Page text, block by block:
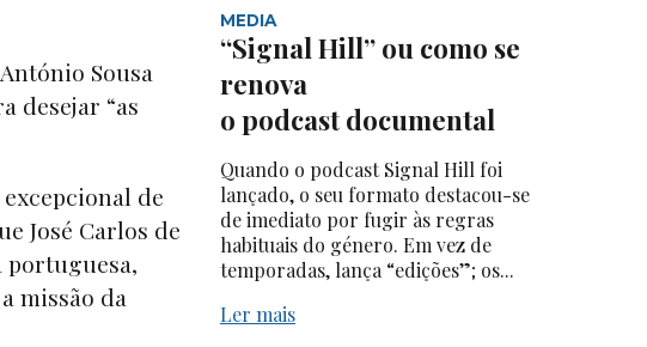
Sousa
desejar “as
de
José Carlos de
portuguesa,
missão da
MEDIA
“Signal Hill” ou como se
renova
o podcast documental
Quando o podcast Signal Hill foi
lançado, o seu formato destacou-se
de imediato por fugir às regras
habituais do género. Em vez de
temporadas, lança “edições”; os...
Ler mais